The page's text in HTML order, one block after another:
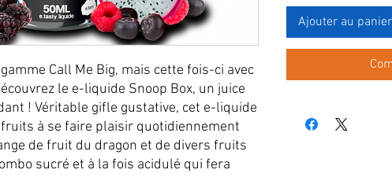
Call Me Big, mais cette fois-ci avec
le e-liquide Snoop Box, un juice
! Véritable gifle gustative, cet e-liquide
à se faire plaisir quotidiennement
de fruit du dragon et de divers fruits
sucré et à la fois acidulé qui fera
Ajouter au panier